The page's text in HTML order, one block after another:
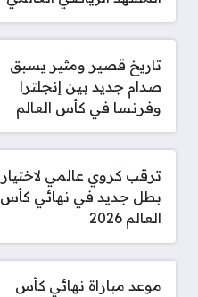
تاريخ قصير ومثير يسبق
صدام جديد بين إنجلترا
وفرنسا في كأس العالم
ترقب كروي عالمي لاختيار
بطل جديد في نهائي كأس
العالم 2026
موعد مباراة نهائي كأس